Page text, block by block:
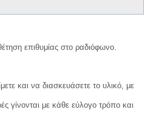
επιθυμίας στο ραδιόφωνο.
και να διασκευάσετε το υλικό, με
γίνονται με κάθε εύλογο τρόπο και